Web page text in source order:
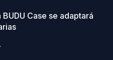
Case se adaptará